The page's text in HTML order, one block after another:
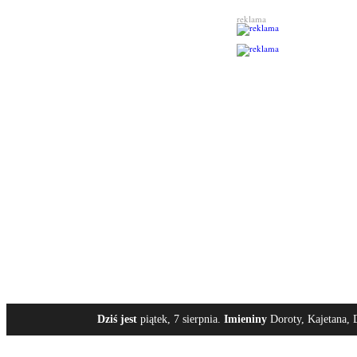
reklama
Dziś jest piątek, 7 sierpnia. Imieniny Doroty, Kajetana,